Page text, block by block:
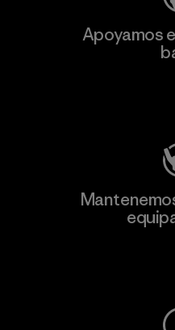
Apoyamos